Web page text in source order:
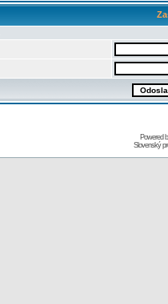
Powered
Slovenský